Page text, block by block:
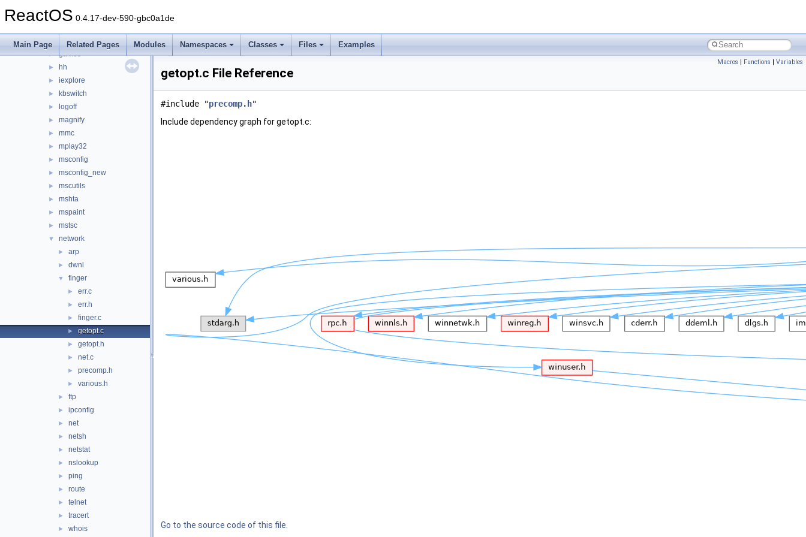
ReactOS 0.4.17-dev-590-gbc0a1de
Main Page Related Pages Modules Namespaces Classes Files Examples
► findstr
fontview
► games
► hh
► iexplore
► kbswitch
► logoff
► magnify
► mmc
► mplay32
► msconfig
► msconfig_new
► mscutils
► mshta
► mspaint
► mstsc
▼ network
► arp
► dwnl
▼ finger
► err.c
► err.h
► finger.c
► getopt.c
► getopt.h
► net.c
► precomp.h
► various.h
► ftp
► ipconfig
► net
► netsh
► netstat
► nslookup
► ping
► route
► telnet
► tracert
► whois
Macros | Functions | Variables
getopt.c File Reference
#include "precomp.h"
Include dependency graph for getopt.c:
Go to the source code of this file.